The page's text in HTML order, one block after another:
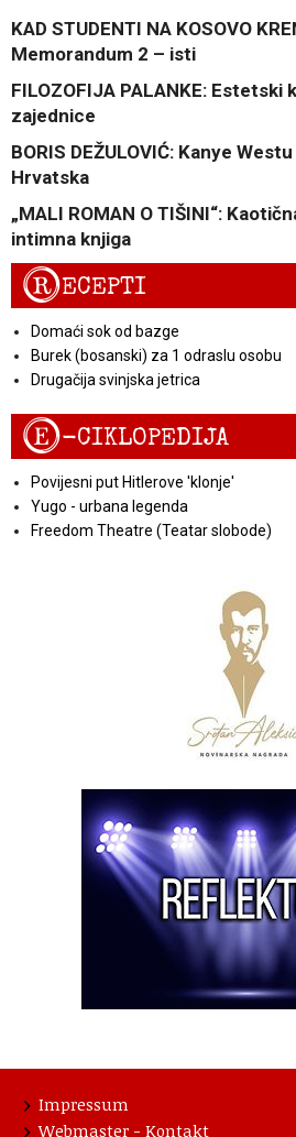
KAD STUDENTI NA KOSOVO
Memorandum 2 – isti
FILOZOFIJA PALANKE:
zajednice
BORIS DEŽULOVIĆ: Kanye
Hrvatska
„MALI ROMAN O TIŠINI“:
intimna knjiga
RECEPTI
Domaći sok od bazge
Burek (bosanski) za 1 odraslu osobu
Drugačija svinjska jetrica
E-CIKLOPEDIJA
Povijesni put Hitlerove 'klonje'
Yugo - urbana legenda
Freedom Theatre (Teatar slobode)
Impressum
Webmaster - Kontakt